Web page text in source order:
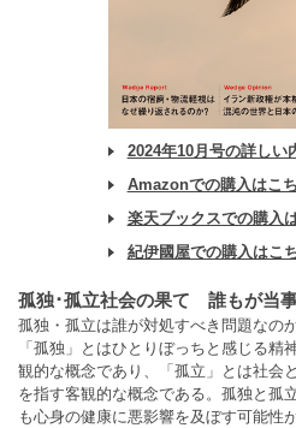
2024年10月号の詳しい
Amazonでの購入はこ
楽天ブックスでの購入
紀伊國屋での購入はこ
孤独･孤立社会の果て 誰もが当
孤独・孤立は誰が対処すべき問題なの
「孤独」とはひとりぼっちと感じる精
観的な概念であり、「孤立」とは社会
を指す客観的な概念である。孤独と孤
も心身の健康に悪影響を及ぼす可能性